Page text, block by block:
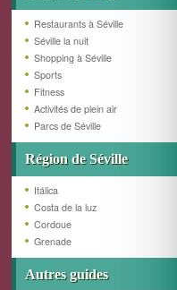
Restaurants à Séville
Séville la nuit
Shopping à Séville
Sports
Fitness
Activités de plein air
Parcs de Séville
Région de Séville
Itálica
Costa de la luz
Cordoue
Grenade
Autres guides